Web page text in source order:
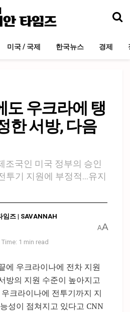
미국 / 국제 한국뉴스 경제
도 우크라에 탱
한 서방, 다음
조국인 미국 정부의 승인
투기 지원에 부정적…유지
임즈 | SAVANNAH
1 min read
AA
에 우크라이나에 전차 지원
방의 지원 수준이 높아지고
크라이나에 전투기까지 지
성이 점쳐지고 있다고 CNN